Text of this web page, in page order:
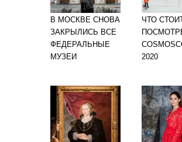
В МОСКВЕ СНОВА
ЗАКРЫЛИСЬ ВСЕ
ФЕДЕРАЛЬНЫЕ
МУЗЕИ
ЧТО
2020